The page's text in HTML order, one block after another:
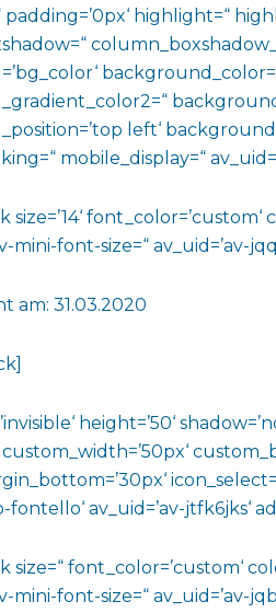
padding=’0px‘ highlight=“
left‘
mobile_display=“
size=’14‘
mini-font-size=“ av_uid=’av-
am: 31.03.2020
height=’50‘
fontello‘ av_uid=’av-jtfk6jks‘
size=“ font_color=’custom‘
mini-font-size=“ av_uid=’av-